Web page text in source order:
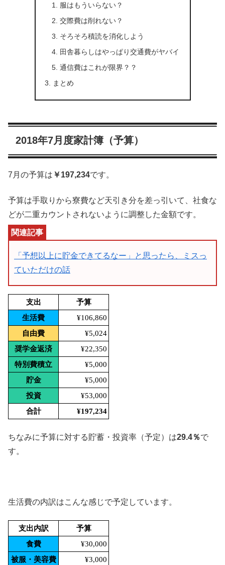
服はもういらない？
交際費は削れない？
そろそろ積読を消化しよう
田舎暮らしはやっぱり交通費がヤバイ
通信費はこれが限界？？
まとめ
2018年7月度家計簿（予算）
7月の予算は ￥197,234です。
予算は手取りから寮費など天引き分を差っ引いて、社食な
どが二重カウントされないように調整した金額です。
「予想以上に貯金できてるなー」と思ったら、ミスっ
ていただけの話
支出
予算
生活費
¥106,860
自由費
¥5,024
奨学金返済
¥22,350
特別費積立
¥5,000
貯金
¥5,000
投資
¥53,000
合計
¥197,234
ちなみに予算に対する貯蓄・投資率（予定）は29.4％で
す。
生活費の内訳はこんな感じで予定しています。
支出内訳
予算
食費
¥30,000
被服・美容費
¥3,000